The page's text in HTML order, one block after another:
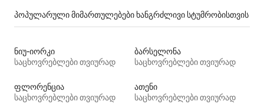
პოპულარული მიმართულებები ხანგრძლივი სტუმრობისთვის
ნიუ-იორკი
საცხოვრებლები თვიურად
ბარსელონა
საცხოვრებლები თვიურად
ფლორენცია
საცხოვრებლები თვიურად
ათენი
საცხოვრებლები თვიურად